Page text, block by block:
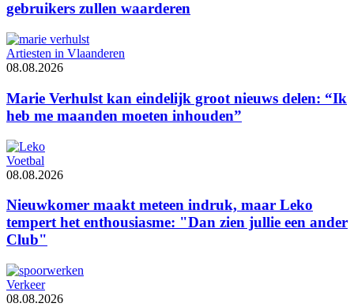
gebruikers zullen waarderen
Artiesten in Vlaanderen
08.08.2026
Marie Verhulst kan eindelijk groot nieuws delen: “Ik
heb me maanden moeten inhouden”
Voetbal
08.08.2026
Nieuwkomer maakt meteen indruk, maar Leko
tempert het enthousiasme: "Dan zien jullie een ander
Club"
Verkeer
08.08.2026